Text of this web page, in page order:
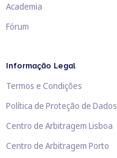
Academia
Fórum
Informação Legal
Termos e Condições
Política de Proteção de Dados
Centro de Arbitragem Lisboa
Centro de Arbitragem Porto